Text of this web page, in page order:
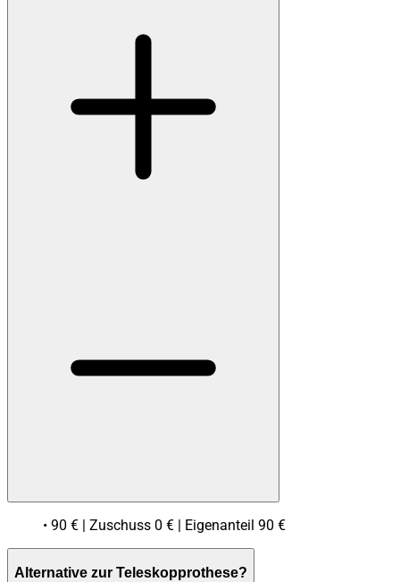
• 90 € | Zuschuss 0 € | Eigenanteil 90 €
Alternative zur Teleskopprothese?